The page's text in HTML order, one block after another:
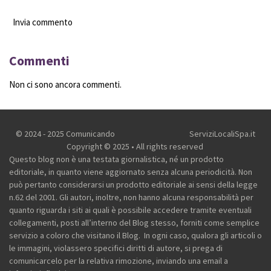
Invia commento
Commenti
Non ci sono ancora commenti.
© 2024 - 2025 Comunicando ServiziLocaliSpa.it
Copyright © 2025 • All rights reserved
Questo blog non è una testata giornalistica, né un prodotto
editoriale, in quanto viene aggiornato senza alcuna periodicità. Non
può pertanto considerarsi un prodotto editoriale ai sensi della legge
n.62 del 2001. Gli autori, inoltre, non hanno alcuna responsabilità per
quanto riguarda i siti ai quali è possibile accedere tramite eventuali
collegamenti, posti all’interno del Blog stesso, forniti come semplice
servizio a coloro che visitano il Blog. In ogni caso, qualora gli articoli o
le immagini, violassero specifici diritti di autore, si prega di
comunicarcelo per la relativa rimozione, inviando una email a